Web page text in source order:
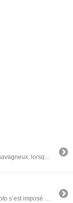
Dans une chambre du château de Chavagneux, lorsque le soleil décline sur l’horizon du jardin…la lumière est naturelle, réfléchie et balancée par un petit coup de flash savamment dosé. Juste sublime pour ce couple magnifique.
Malgré la barrière à gauche, cette photo s’est imposé à eux parmi tout le reportage, afin dans tirer un 60×80. Je me suis donc appliqué à la retouche pour ressortir le charme de ce lieu sans cette « balafre ». Pour moi aussi, cela était une évidence ! retouche de photo